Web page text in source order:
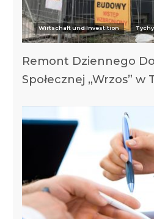
Wirtschaft und Investition Tychy
Remont Dziennego
Społecznej „Wrzos” w